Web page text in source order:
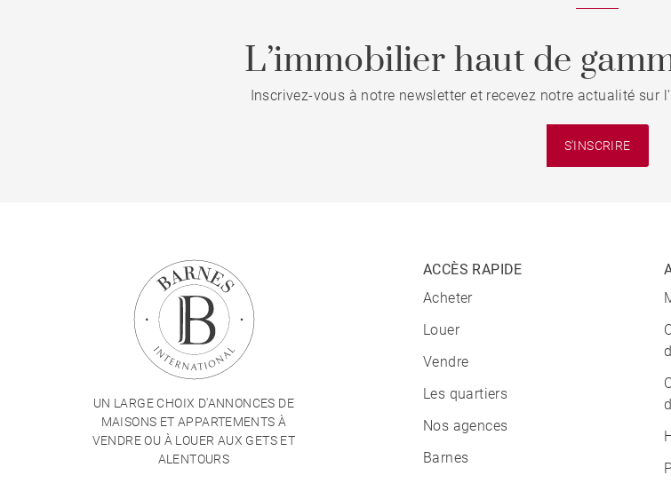
L’immobilier haut de
Inscrivez-vous à notre newsletter et recevez notre actualité sur
S'INSCRIRE
UN LARGE CHOIX D'ANNONCES DE
MAISONS ET APPARTEMENTS À
VENDRE OU À LOUER AUX GETS ET
ALENTOURS
ACCÈS RAPIDE
Acheter
Louer
Vendre
Les quartiers
Nos agences
Barnes